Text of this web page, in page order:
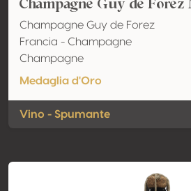
Champagne Guy de Forez
Francia - Champagne
Champagne
Medaglia d'Oro
Vino - Spumante